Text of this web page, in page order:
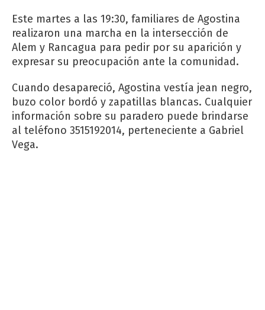
Este martes a las 19:30, familiares de Agostina
realizaron una marcha en la intersección de
Alem y Rancagua para pedir por su aparición y
expresar su preocupación ante la comunidad.
Cuando desapareció, Agostina vestía jean negro,
buzo color bordó y zapatillas blancas. Cualquier
información sobre su paradero puede brindarse
al teléfono 3515192014, perteneciente a Gabriel
Vega.